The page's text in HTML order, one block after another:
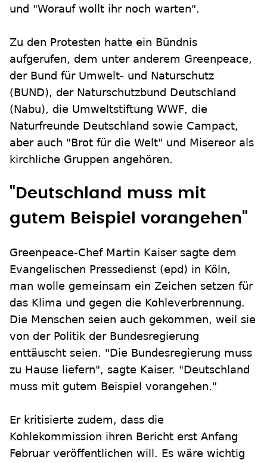
und "Worauf wollt ihr noch warten".
Zu den Protesten hatte ein Bündnis
aufgerufen, dem unter anderem Greenpeace,
der Bund für Umwelt- und Naturschutz
(BUND), der Naturschutzbund Deutschland
(Nabu), die Umweltstiftung WWF, die
Naturfreunde Deutschland sowie Campact,
aber auch "Brot für die Welt" und Misereor als
kirchliche Gruppen angehören.
"Deutschland muss mit
gutem Beispiel vorangehen"
Greenpeace-Chef Martin Kaiser sagte dem
Evangelischen Pressedienst (epd) in Köln,
man wolle gemeinsam ein Zeichen setzen für
das Klima und gegen die Kohleverbrennung.
Die Menschen seien auch gekommen, weil sie
von der Politik der Bundesregierung
enttäuscht seien. "Die Bundesregierung muss
zu Hause liefern", sagte Kaiser. "Deutschland
muss mit gutem Beispiel vorangehen."
Er kritisierte zudem, dass die
Kohlekommission ihren Bericht erst Anfang
Februar veröffentlichen will. Es wäre wichtig